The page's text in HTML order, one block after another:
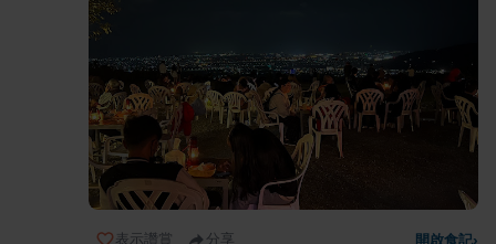
表示讚賞 分享 開啟食記